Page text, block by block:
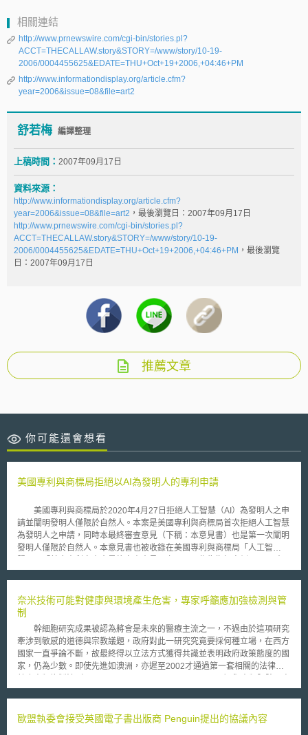
相關連結
http://www.prnewswire.com/cgi-bin/stories.pl?
ACCT=THECALLAW.story&STORY=/www/story/10-19-
2006/0004455625&EDATE=THU+Oct+19+2006,+04:46+PM
http://www.informationdisplay.org/article.cfm?
year=2006&issue=08&file=art2
舒若梅 編譯整理
上稿時間： 2007年09月17日
資料來源：
http://www.informationdisplay.org/article.cfm?
year=2006&issue=08&file=art2 ，最後瀏覽日：2007年09月17日
http://www.prnewswire.com/cgi-bin/stories.pl?
ACCT=THECALLAW.story&STORY=/www/story/10-19-
2006/0004455625&EDATE=THU+Oct+19+2006,+04:46+PM ，最後瀏覽
日：2007年09月17日
推薦文章
你可能還會想看
美國專利與商標局拒絕以AI為發明人的專利申請
美國專利與商標局於2020年4月27日拒絕人工智慧（AI）為發明人之申
請並闡明發明人僅限於自然人。本案是美國專利與商標局首次拒絕人工智慧
為發明人之申請，同時本最終審查意見（下稱：本意見書）也是第一次闡明
發明人僅限於自然人。本意見書也被收錄在美國專利與商標局「人工智
意見書是在回應2020年1月20日專利申請申復案（Petition）之審查意見。
以括號註明「由人工智慧自行產生的發明」。本案法定代理人及申請人均為
Stephan L. Thaler。Stephan L. Thaler表示，DABUS是一個神經網路系統
且「有創意的機器」。美國專利與商標局表示，綜觀美國專利法的用詞
（如：Whoever）及立法脈絡，均可得知發明人指的是自然人。具體而言，
發明人必須是貢獻發明概念（Conception）的人，專利審查程序手冊
（MPEP）定義「發明概念」是一個將發明人「創造行為之心智的完整呈
現」（the complete performance of the mental part of the inventive
人。本審查意見又援引Beech Aircraft Corp. v. EDO Corp.判決，指出「發明
「DABUS（由人工智慧自行產生的發明）」並不符合美國專利法第115條
奈米技術可能對健康與環境產生危害，專家呼籲應加強檢測與管
制
幹細胞研究成果被認為將會是未來的醫療主流之一，不過由於這項研究
牽涉到敏感的道德與宗教議題，政府對此一研究究竟要採何種立場，在西方
國家一直爭論不斷，故最終得以立法方式獲得共識並表明政府政策態度的國
家，仍為少數。即使先進如澳洲，亦遲至2002才通過第一套相關的法律－
法（Research Involving Human Embryos Act）。 人類胚胎研究法建
及醫學研究委員會下之胚胎研究核准委員會（The Embryo Research
歐盟執委會接受英國電子書出版商 Penguin提出的協議內容